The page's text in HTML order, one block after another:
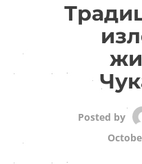
Posted by